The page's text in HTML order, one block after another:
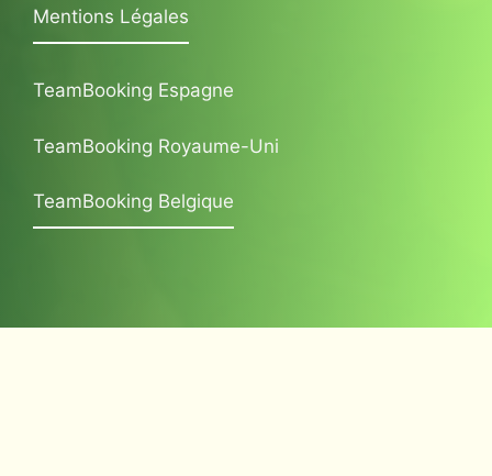
Mentions Légales
TeamBooking Espagne
TeamBooking Royaume-Uni
TeamBooking Belgique